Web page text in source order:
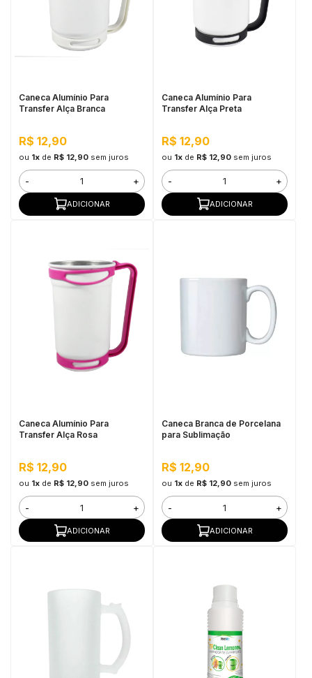
a categoria
Caneca Alumínio Para
Transfer Alça Branca
R$ 12,90
ou 1xde R$ 12,90 sem juros
- +
ADICIONAR
Caneca Alumínio Para
Transfer Alça Preta
R$ 12,90
ou 1xde R$ 12,90 sem juros
- +
ADICIONAR
Caneca Alumínio Para
Transfer Alça Rosa
R$ 12,90
ou 1xde R$ 12,90 sem juros
- +
ADICIONAR
Caneca Branca de Porcelana
para Sublimação
R$ 12,90
ou 1xde R$ 12,90 sem juros
- +
ADICIONAR